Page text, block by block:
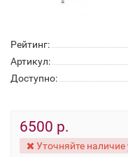
Рейтинг:
Артикул:
Доступно:
6500 р.
Уточняйте